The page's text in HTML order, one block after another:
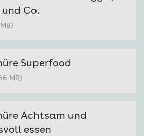
Co.
Superfood
MB)
Achtsam und
essen